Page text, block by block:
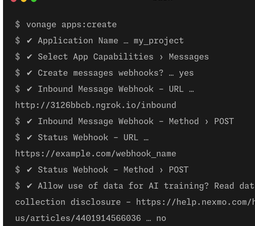
vonage apps:create
✔ Application Name … my_project
✔ Select App Capabilities › Messages
✔ Create messages webhooks? … yes
✔ Inbound Message Webhook - URL …
http://3126bbcb.ngrok.io/inbound
✔ Inbound Message Webhook - Method › POST
✔ Status Webhook - URL …
https://example.com/webhook_name
✔ Status Webhook - Method › POST
✔ Allow use of data for AI training? Read
collection disclosure - https://help.nexmo.com/
us/articles/4401914566036 … no